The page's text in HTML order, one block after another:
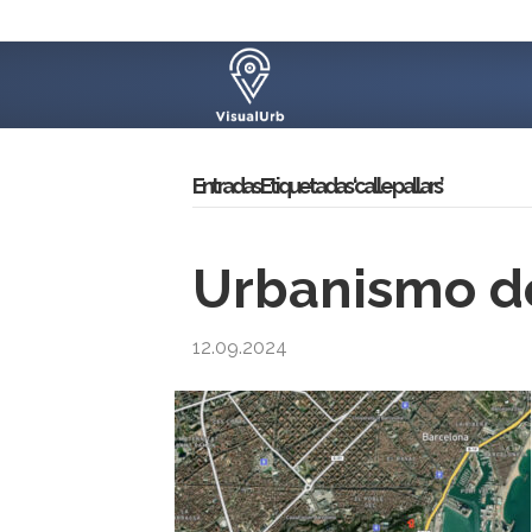
Entradas Etiquetadas ‘calle pallars’
Urbanismo
12.09.2024